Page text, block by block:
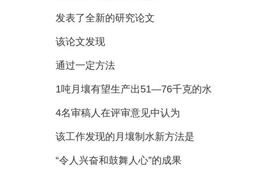
发表了全新的研究论文
该论文发现
通过一定方法
1吨月壤有望生产出51—76千克的水
4名审稿人在评审意见中认为
该工作发现的月壤制水新方法是
“令人兴奋和鼓舞人心”的成果